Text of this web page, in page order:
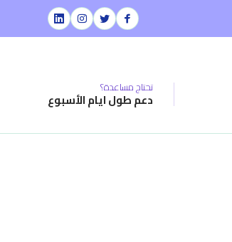
تحتاج مساعدة؟
دعم طول ايام الأسبوع